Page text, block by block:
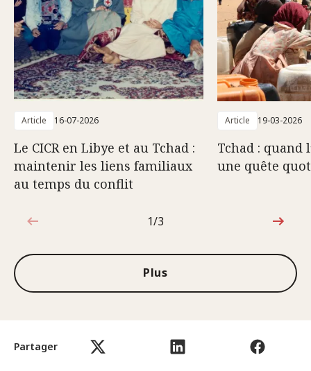
Partager
Article 16-07-2026
Le CICR en Libye et au Tchad :
maintenir les liens familiaux
au temps du conflit
Article 19-03-2026
Tchad : quand
une quête
1sur3
1/3
Plus